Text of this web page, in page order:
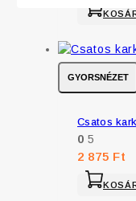
GYORSNÉZET
Csatos
0 5
2 875 Ft